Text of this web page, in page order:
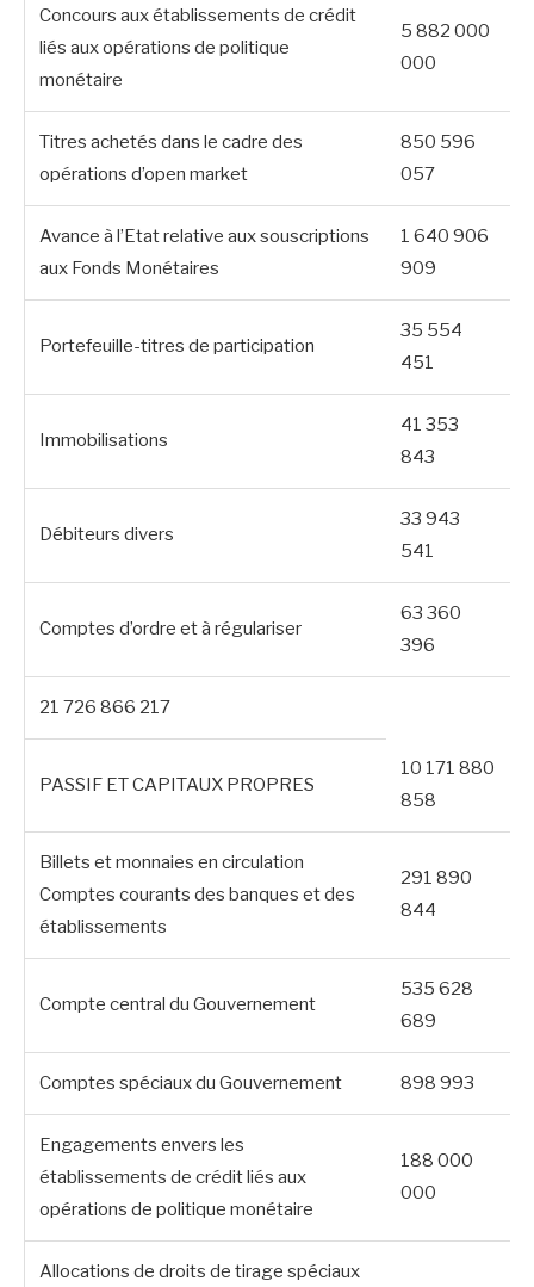
Concours aux établissements de crédit
liés aux opérations de politique
monétaire
5 882 000
000
Titres achetés dans le cadre des
opérations d’open market
850 596
057
Avance à l’Etat relative aux souscriptions
aux Fonds Monétaires
1 640 906
909
Portefeuille-titres de participation
35 554
451
Immobilisations
41 353
843
Débiteurs divers
33 943
541
Comptes d’ordre et à régulariser
63 360
396
21 726 866 217
PASSIF ET CAPITAUX PROPRES
10 171 880
858
Billets et monnaies en circulation
Comptes courants des banques et des
établissements
291 890
844
Compte central du Gouvernement
535 628
689
Comptes spéciaux du Gouvernement 898 993
Engagements envers les
établissements de crédit liés aux
opérations de politique monétaire
188 000
000
Allocations de droits de tirage spéciaux